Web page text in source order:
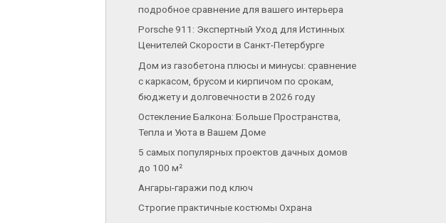
подробное сравнение для вашего интерьера
Porsche 911: Экспертный Уход для Истинных
Ценителей Скорости в Санкт-Петербурге
Дом из газобетона плюсы и минусы: сравнение
с каркасом, брусом и кирпичом по срокам,
бюджету и долговечности в 2026 году
Остекление Балкона: Больше Пространства,
Тепла и Уюта в Вашем Доме
5 самых популярных проектов дачных домов
до 100 м²
Ангары-гаражи под ключ
Строгие практичные костюмы Охрана